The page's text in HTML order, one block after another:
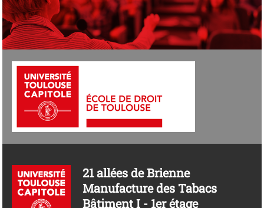
21 allées de Brienne
Manufacture des Tabacs
Bâtiment I - 1er étage